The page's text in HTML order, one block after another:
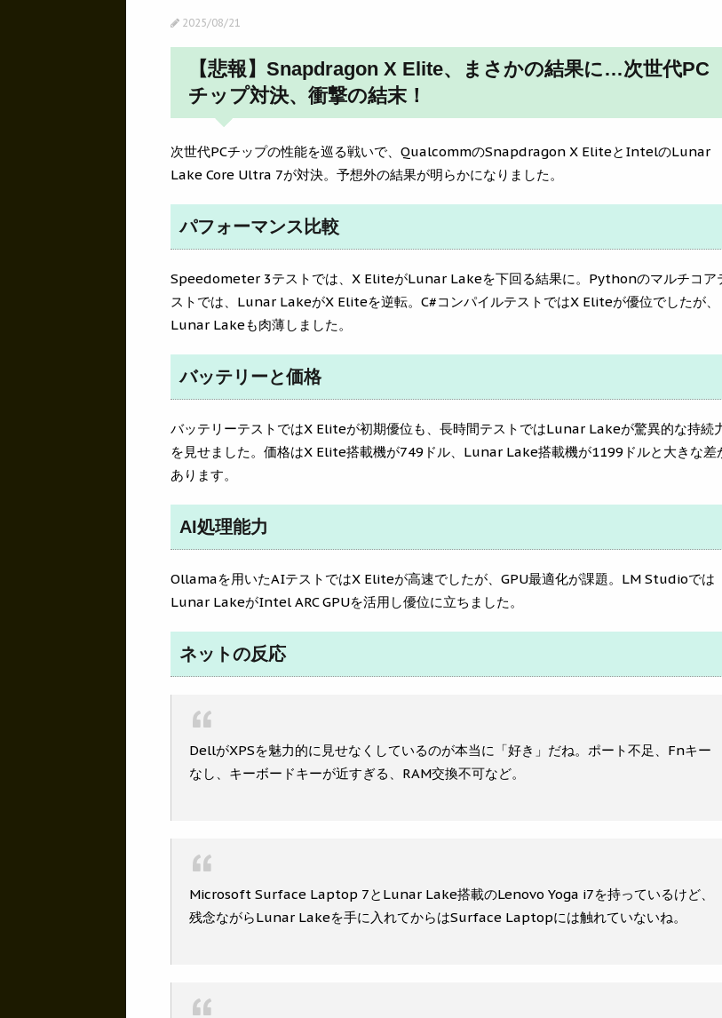
2025/08/21
【悲報】Snapdragon X Elite、まさかの結果に…次世代PC
チップ対決、衝撃の結末！
次世代PCチップの性能を巡る戦いで、QualcommのSnapdragon X EliteとIntelのLunar
Lake Core Ultra 7が対決。予想外の結果が明らかになりました。
パフォーマンス比較
Speedometer 3テストでは、X EliteがLunar Lakeを下回る結果に。Pythonのマルチコア
ストでは、Lunar LakeがX Eliteを逆転。C#コンパイルテストではX Eliteが優位でしたが、
Lunar Lakeも肉薄しました。
バッテリーと価格
バッテリーテストではX Eliteが初期優位も、長時間テストではLunar Lakeが驚異的な持続
を見せました。価格はX Elite搭載機が749ドル、Lunar Lake搭載機が1199ドルと大きな差
あります。
AI処理能力
Ollamaを用いたAIテストではX Eliteが高速でしたが、GPU最適化が課題。LM Studioでは
Lunar LakeがIntel ARC GPUを活用し優位に立ちました。
ネットの反応
DellがXPSを魅力的に見せなくしているのが本当に「好き」だね。ポート不足、Fnキー
なし、キーボードキーが近すぎる、RAM交換不可など。
Microsoft Surface Laptop 7とLunar Lake搭載のLenovo Yoga i7を持っているけど、
残念ながらLunar Lakeを手に入れてからはSurface Laptopには触れていないね。